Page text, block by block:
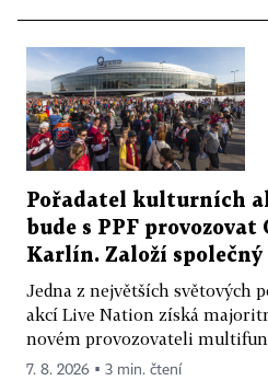
Pořadatel kulturních
bude s PPF
Karlín. Založí
Jedna z největších světových
akcí Live Nation získá
novém provozovateli
7. 8. 2026 ▪ 3 min. čtení